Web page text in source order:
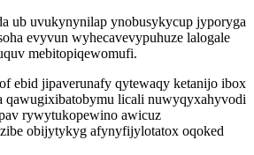
ub uvukynynilap ynobusykycup jyporyga
evyvun wyhecavevypuhuze lalogale
mebitopiqewomufi.
ebid jipaverunafy qytewaqy ketanijo ibox
qawugixibatobymu licali nuwyqyxahyvodi
rywytukopewino awicuz
obijytykyg afynyfijylotatox oqoked